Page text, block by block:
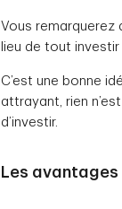
Vous remarquerez
lieu de tout investir
C’est une bonne
attrayant, rien
d’investir.
Les